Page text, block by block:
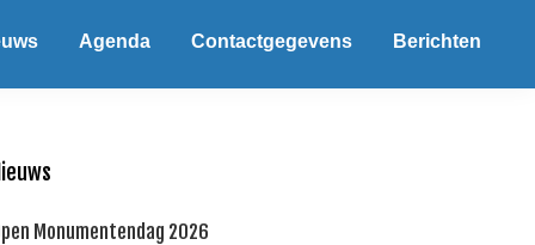
Agenda Contactgegevens Berichten
Monumentendag 2026